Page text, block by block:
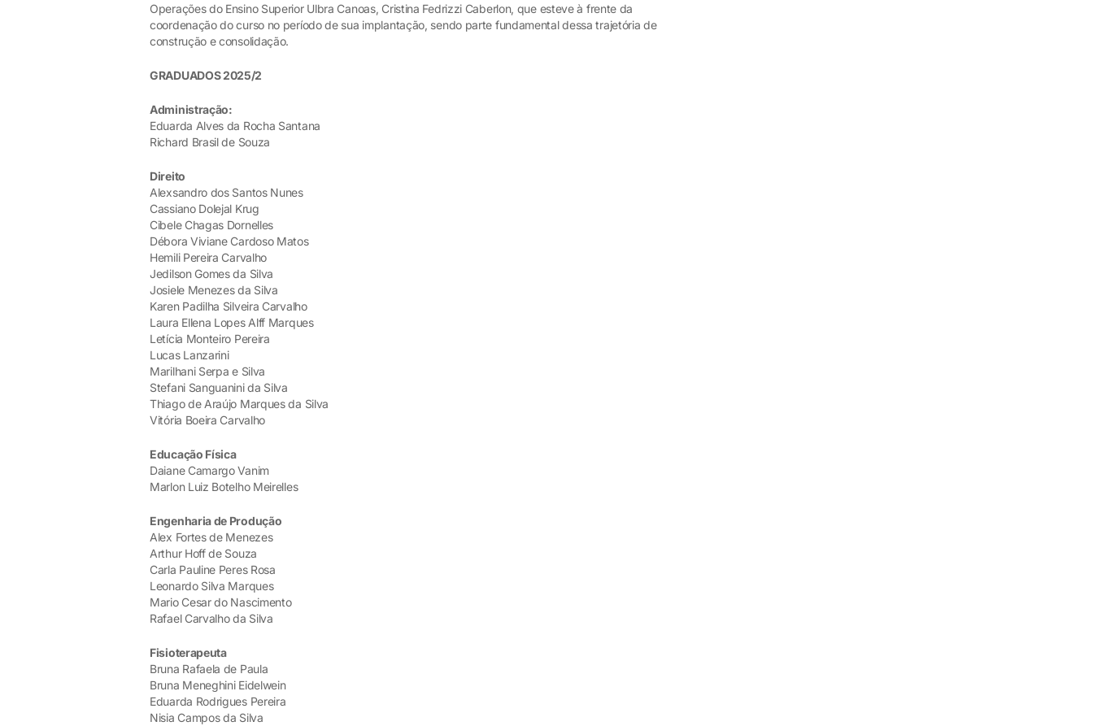
Operações do Ensino Superior Ulbra Canoas, Cristina Fedrizzi Caberlon, que esteve à frente da
coordenação do curso no período de sua implantação, sendo parte fundamental dessa trajetória de
construção e consolidação.
GRADUADOS 2025/2
Administração:
Eduarda Alves da Rocha Santana
Richard Brasil de Souza
Direito
Alexsandro dos Santos Nunes
Cassiano Dolejal Krug
Cibele Chagas Dornelles
Débora Viviane Cardoso Matos
Hemili Pereira Carvalho
Jedilson Gomes da Silva
Josiele Menezes da Silva
Karen Padilha Silveira Carvalho
Laura Ellena Lopes Alff Marques
Letícia Monteiro Pereira
Lucas Lanzarini
Marilhani Serpa e Silva
Stefani Sanguanini da Silva
Thiago de Araújo Marques da Silva
Vitória Boeira Carvalho
Educação Física
Daiane Camargo Vanim
Marlon Luiz Botelho Meirelles
Engenharia de Produção
Alex Fortes de Menezes
Arthur Hoff de Souza
Carla Pauline Peres Rosa
Leonardo Silva Marques
Mario Cesar do Nascimento
Rafael Carvalho da Silva
Fisioterapeuta
Bruna Rafaela de Paula
Bruna Meneghini Eidelwein
Eduarda Rodrigues Pereira
Nisia Campos da Silva